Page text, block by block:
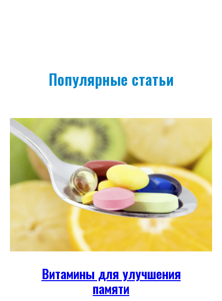
Популярные статьи
Витамины для улучшения
памяти